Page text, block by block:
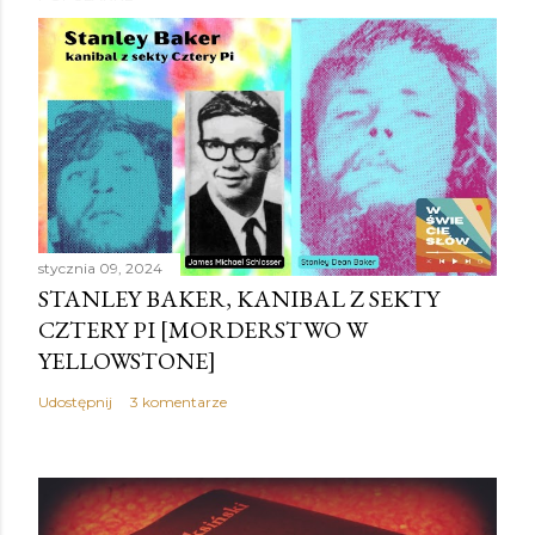
stycznia 09, 2024
STANLEY BAKER, KANIBAL Z SEKTY
CZTERY PI [MORDERSTWO W
YELLOWSTONE]
Udostępnij 3 komentarze